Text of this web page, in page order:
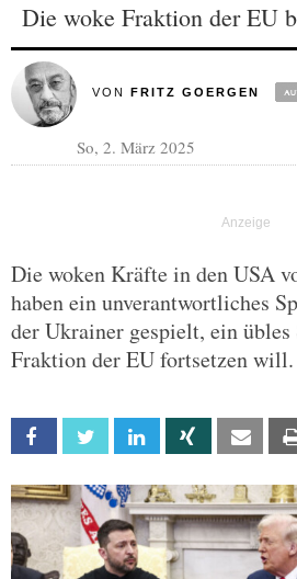
Die woke Fraktion der EU
VON FRITZ GOERGEN
So, 2. März 2025
Die woken Kräfte in den USA
haben ein unverantwortliches
der Ukrainer gespielt, ein
Fraktion der EU fortsetzen will.
Facebook Twitter Linkedin Xing Email